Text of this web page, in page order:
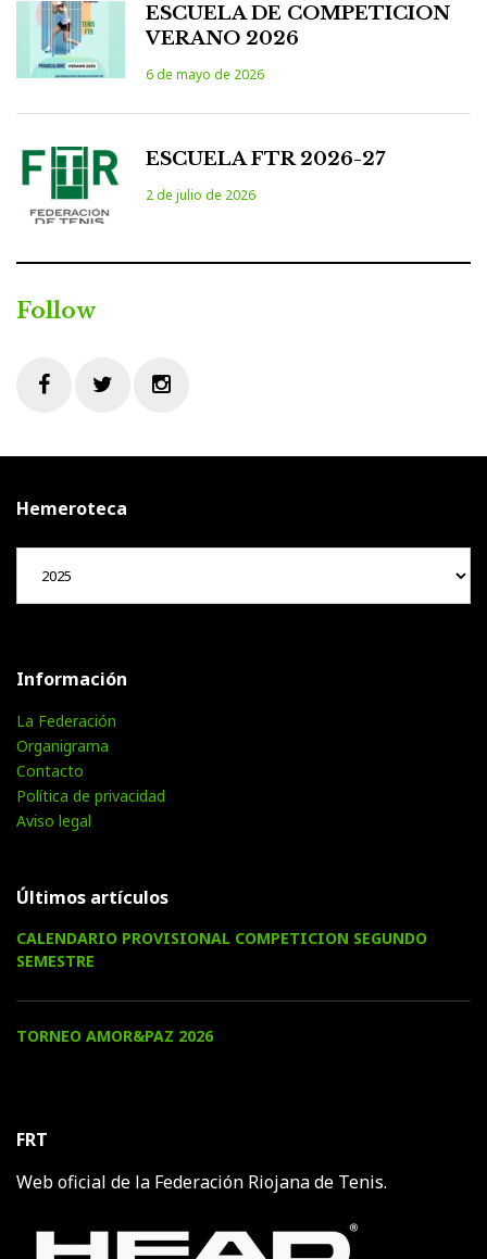
ESCUELA DE COMPETICION
VERANO 2026
6 de mayo de 2026
ESCUELA FTR 2026-27
2 de julio de 2026
Follow
Hemeroteca
Hemeroteca
Información
La Federación
Organigrama
Contacto
Política de privacidad
Aviso legal
Últimos artículos
CALENDARIO PROVISIONAL COMPETICION SEGUNDO
SEMESTRE
TORNEO AMOR&PAZ 2026
FRT
Web oficial de la Federación Riojana de Tenis.